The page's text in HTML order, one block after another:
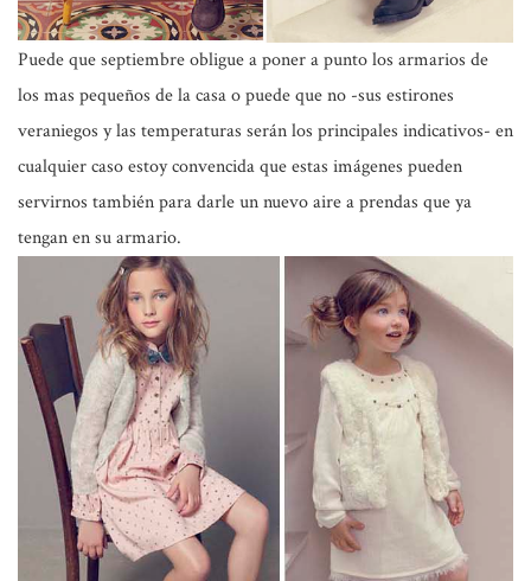
Puede que septiembre obligue a poner a punto los armarios de
los mas pequeños de la casa o puede que no -sus estirones
veraniegos y las temperaturas serán los principales indicativos- en
cualquier caso estoy convencida que estas imágenes pueden
servirnos también para darle un nuevo aire a prendas que ya
tengan en su armario.